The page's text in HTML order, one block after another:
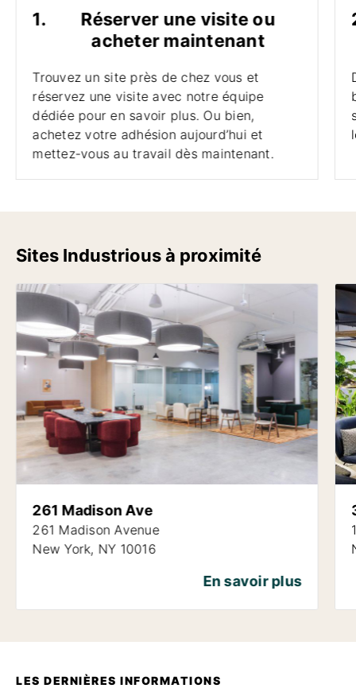
1.
Réserver une visite ou
acheter maintenant
Trouvez un site près de chez vous et
réservez une visite avec notre équipe
dédiée pour en savoir plus. Ou bien,
achetez votre adhésion aujourd’hui et
mettez-vous au travail dès maintenant.
Sites Industrious à proximité
261 Madison Ave
261 Madison Avenue
New York, NY 10016
En savoir plus
LES DERNIÈRES INFORMATIONS